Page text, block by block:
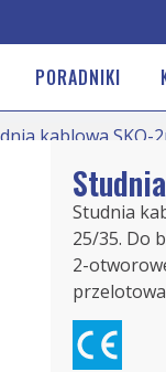
PORADNIKI
kablowa SKO-
Studnia
25/35. Do
2-